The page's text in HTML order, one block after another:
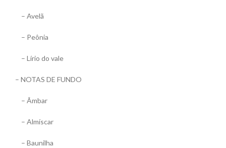
– Avelã
– Peônia
– Lírio do vale
– NOTAS DE FUNDO
– Âmbar
– Almíscar
– Baunilha